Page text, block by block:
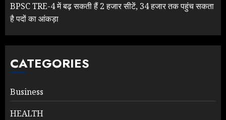
BPSC TRE-4 में बढ़ सकती हैं 2 हजार सीटें, 34 हजार तक पहुंच सकता
है पदों का आंकड़ा
CATEGORIES
Business
HEALTH